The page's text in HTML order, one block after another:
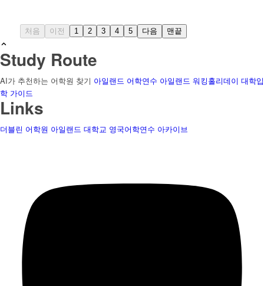
처음 이전 1 2 3 4 5 다음 맨끝
Study Route
AI가 추천하는 어학원 찾기 아일랜드 어학연수 아일랜드 워킹홀리데이 대학입
학 가이드
Links
더블린 어학원 아일랜드 대학교 영국어학연수 아카이브